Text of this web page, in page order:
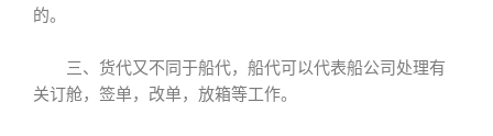
的。
三、货代又不同于船代，船代可以代表船公司处理有
关订舱，签单，改单，放箱等工作。